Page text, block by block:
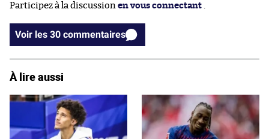
Participez à la discussion en vous connectant
Voir les 30 commentaires
À lire aussi